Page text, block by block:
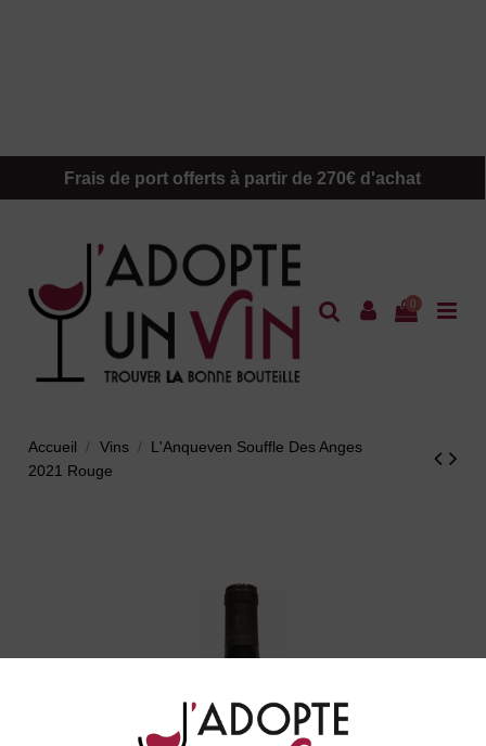
Frais de port offerts à partir de 270€ d'achat
0
Accueil Vins
L'Anqueven Souffle Des Anges
2021 Rouge